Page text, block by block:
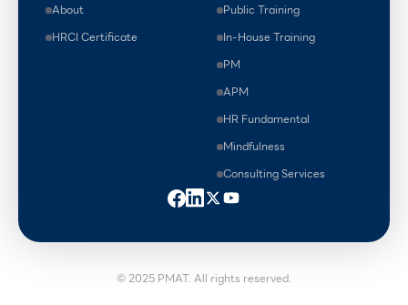
About
HRCI Certificate
Public Training
In-House Training
PM
APM
HR Fundamental
Mindfulness
Consulting Services
© 2025 PMAT. All rights reserved.